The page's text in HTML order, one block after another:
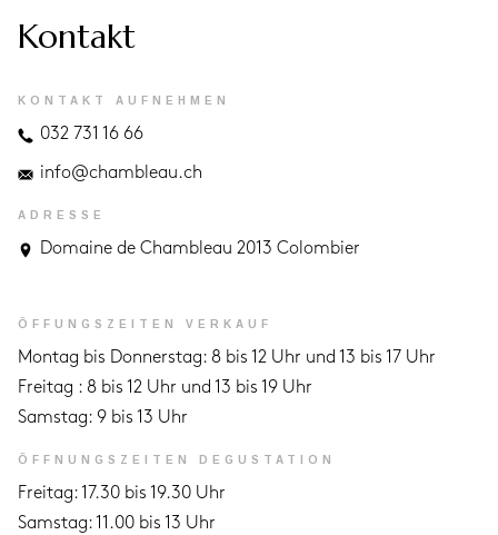
Kontakt
KONTAKT AUFNEHMEN
032 731 16 66
info@chambleau.ch
ADRESSE
Domaine de Chambleau 2013 Colombier
ÖFFUNGSZEITEN VERKAUF
Montag bis Donnerstag: 8 bis 12 Uhr und 13 bis 17 Uhr
Freitag : 8 bis 12 Uhr und 13 bis 19 Uhr
Samstag: 9 bis 13 Uhr
ÖFFNUNGSZEITEN DEGUSTATION
Freitag: 17.30 bis 19.30 Uhr
Samstag: 11.00 bis 13 Uhr